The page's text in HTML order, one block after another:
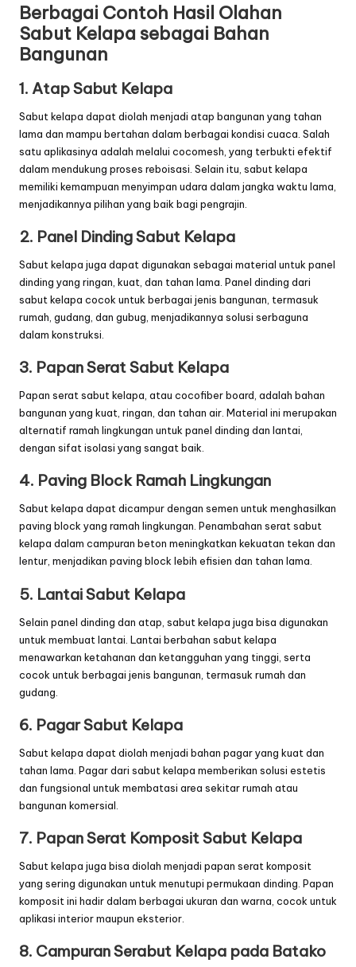
Berbagai Contoh Hasil Olahan
Sabut Kelapa sebagai Bahan
Bangunan
1. Atap Sabut Kelapa
Sabut kelapa dapat diolah menjadi atap bangunan yang tahan
lama dan mampu bertahan dalam berbagai kondisi cuaca. Salah
satu aplikasinya adalah melalui cocomesh, yang terbukti efektif
dalam mendukung proses reboisasi. Selain itu, sabut kelapa
memiliki kemampuan menyimpan udara dalam jangka waktu lama,
menjadikannya pilihan yang baik bagi pengrajin.
2. Panel Dinding Sabut Kelapa
Sabut kelapa juga dapat digunakan sebagai material untuk panel
dinding yang ringan, kuat, dan tahan lama. Panel dinding dari
sabut kelapa cocok untuk berbagai jenis bangunan, termasuk
rumah, gudang, dan gubug, menjadikannya solusi serbaguna
dalam konstruksi.
3. Papan Serat Sabut Kelapa
Papan serat sabut kelapa, atau cocofiber board, adalah bahan
bangunan yang kuat, ringan, dan tahan air. Material ini merupakan
alternatif ramah lingkungan untuk panel dinding dan lantai,
dengan sifat isolasi yang sangat baik.
4. Paving Block Ramah Lingkungan
Sabut kelapa dapat dicampur dengan semen untuk menghasilkan
paving block yang ramah lingkungan. Penambahan serat sabut
kelapa dalam campuran beton meningkatkan kekuatan tekan dan
lentur, menjadikan paving block lebih efisien dan tahan lama.
5. Lantai Sabut Kelapa
Selain panel dinding dan atap, sabut kelapa juga bisa digunakan
untuk membuat lantai. Lantai berbahan sabut kelapa
menawarkan ketahanan dan ketangguhan yang tinggi, serta
cocok untuk berbagai jenis bangunan, termasuk rumah dan
gudang.
6. Pagar Sabut Kelapa
Sabut kelapa dapat diolah menjadi bahan pagar yang kuat dan
tahan lama. Pagar dari sabut kelapa memberikan solusi estetis
dan fungsional untuk membatasi area sekitar rumah atau
bangunan komersial.
7. Papan Serat Komposit Sabut Kelapa
Sabut kelapa juga bisa diolah menjadi papan serat komposit
yang sering digunakan untuk menutupi permukaan dinding. Papan
komposit ini hadir dalam berbagai ukuran dan warna, cocok untuk
aplikasi interior maupun eksterior.
8. Campuran Serabut Kelapa pada Batako